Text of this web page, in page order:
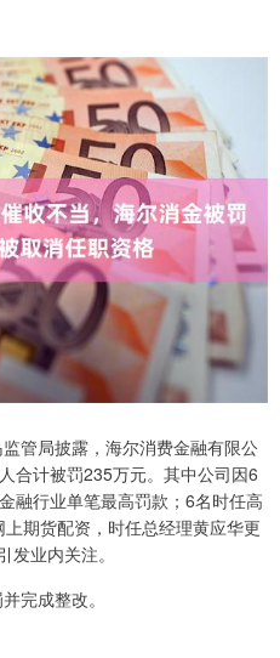
管局披露，海尔消费金融有限公
合计被罚235万元。其中公司因6
融行业单笔最高罚款；6名时任高
期货配资，时任总经理黄应华更
业内关注。
完成整改。